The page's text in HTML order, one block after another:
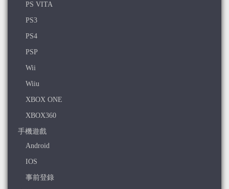
PS VITA
PS3
PS4
PSP
Wii
Wiiu
XBOX ONE
XBOX360
手機遊戲
Android
IOS
事前登錄